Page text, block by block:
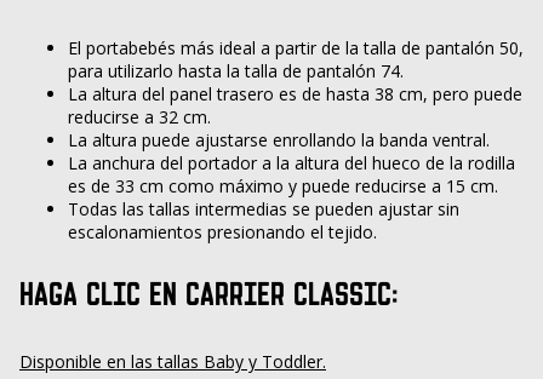
El portabebés más ideal a partir de la talla de pantalón 50,
para utilizarlo hasta la talla de pantalón 74.
La altura del panel trasero es de hasta 38 cm, pero puede
reducirse a 32 cm.
La altura puede ajustarse enrollando la banda ventral.
La anchura del portador a la altura del hueco de la rodilla
es de 33 cm como máximo y puede reducirse a 15 cm.
Todas las tallas intermedias se pueden ajustar sin
escalonamientos presionando el tejido.
HAGA CLIC EN CARRIER CLASSIC:
Disponible en las tallas Baby y Toddler.